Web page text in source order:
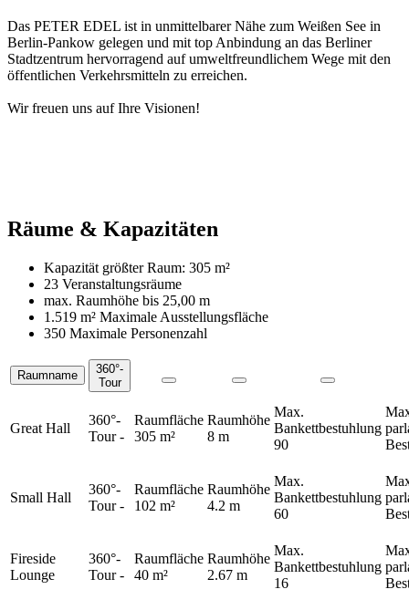
Das PETER EDEL ist in unmittelbarer Nähe zum Weißen See in
Berlin-Pankow gelegen und mit top Anbindung an das Berliner
Stadtzentrum hervorragend auf umweltfreundlichem Wege mit den
öffentlichen Verkehrsmitteln zu erreichen.
Wir freuen uns auf Ihre Visionen!
Räume & Kapazitäten
Kapazität größter Raum: 305 m²
23 Veranstaltungsräume
max. Raumhöhe bis 25,00 m
1.519 m² Maximale Ausstellungsfläche
350 Maximale Personenzahl
Räume
Raumname
360°-
Tour
Great Hall
360°-
Tour-
Raumfläche
305 m²
Raumhöhe
8 m
Max.
Bankettbestuhlung
90
Small Hall
360°-
Tour-
Raumfläche
102 m²
Raumhöhe
4.2 m
Max.
Bankettbestuhlung
60
Fireside
Lounge
360°-
Tour-
Raumfläche
40 m²
Raumhöhe
2.67 m
Max.
Bankettbestuhlung
16